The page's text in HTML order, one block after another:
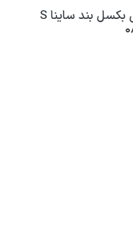
درپوش بکسل بند ساینا S